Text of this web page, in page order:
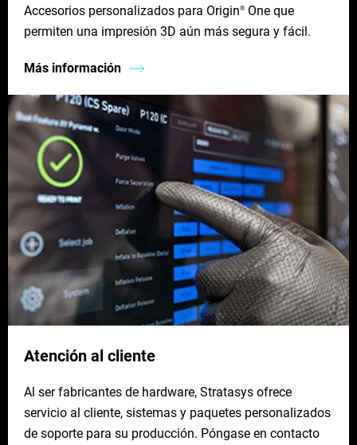
Accesorios personalizados para Origin® One que
permiten una impresión 3D aún más segura y fácil.
Más información
Atención al cliente
Al ser fabricantes de hardware, Stratasys ofrece
servicio al cliente, sistemas y paquetes personalizados
de soporte para su producción. Póngase en contacto